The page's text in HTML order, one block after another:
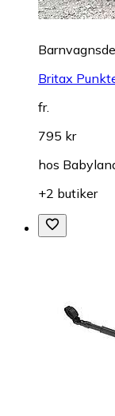
Britax
fr.
795 kr
hos
+2 butiker